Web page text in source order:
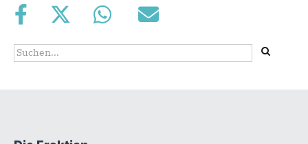
Suchformular
Suche